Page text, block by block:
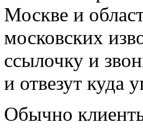
Москве и
московских
ссылочку и
и отвезут куда
Обычно